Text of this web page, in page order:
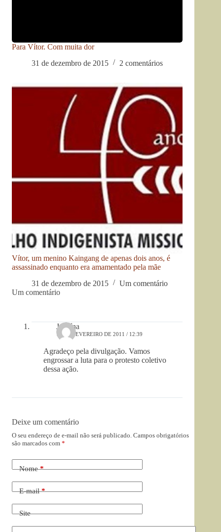
Para Vítor. Com muita dor
31 de dezembro de 2015
2 comentários
Vítor, um menino Kaingang de apenas dois anos, é
assassinado enquanto era amamentado pela mãe
31 de dezembro de 2015
Um comentário
Um comentário
Janaína
18 DE FEVEREIRO DE 2011 / 12:39
Agradeço pela divulgação. Vamos
engrossar a luta para o protesto coletivo
dessa ação.
Deixe um comentário
O seu endereço de e-mail não será publicado. Campos obrigatórios
são marcados com *
Nome*
E-mail*
Site